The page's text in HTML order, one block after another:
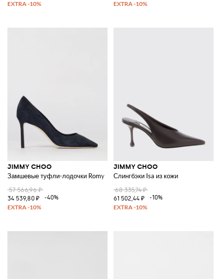
JIMMY CHOO
Замшевые туфли-лодочки Romy
57 566,96 ₽
34 539,80 ₽
-40%
JIMMY CHOO
Слингбэки Isa из кожи
68 335,74 ₽
61 502,44 ₽
-10%